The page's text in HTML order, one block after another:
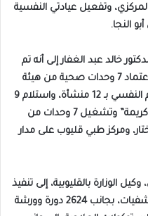
وتفعيل عيادتي النفسية
النجا.
خالد عبد الغفار إلى أنه تم
تقديم 5 ملايين و75 ألفًا و326 خدمة، واعتماد 7 وحدات صحية من هيئة
الاعتماد والرقابة، وتفعيل عيادات الدعم النفسي بـ 12 منشأة، واستلام 9
منشآت ضمن المبادرة الرئاسية “حياة كريمة” وتشغيل 7 وحدات من
ومركز طبي قليوب على مدار
الوزارة بالقليوبية، إلى تنفيذ
2906 دورات تدريبية تخصصية بالمستشفيات، بجانب 2624 دورة وورشة